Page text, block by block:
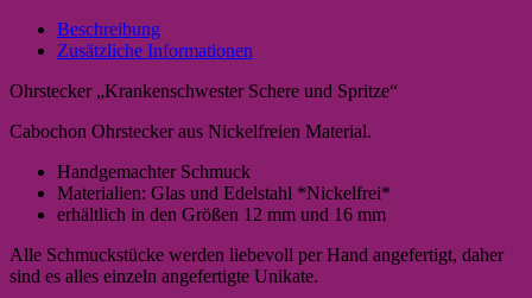
Beschreibung
Zusätzliche Informationen
Ohrstecker „Krankenschwester Schere und Spritze“
Cabochon Ohrstecker aus Nickelfreien Material.
Handgemachter Schmuck
Materialien: Glas und Edelstahl *Nickelfrei*
erhältlich in den Größen 12 mm und 16 mm
Alle Schmuckstücke werden liebevoll per Hand angefertigt, daher
sind es alles einzeln angefertigte Unikate.